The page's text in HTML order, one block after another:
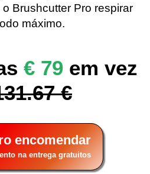
Brushcutter Pro respirar
máximo.
€ 79 em vez
€
encomendar
na entrega gratuitos